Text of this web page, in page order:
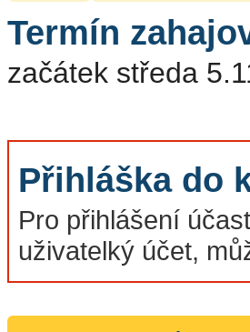
Termín
začátek středa
Přihláška do
Pro přihlášení
uživatelký účet,